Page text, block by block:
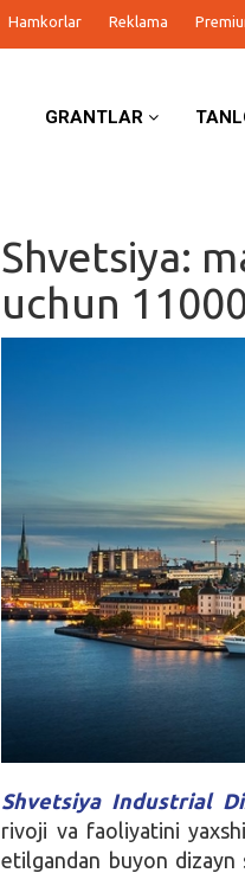
Hamkorlar Reklama
GRANTLAR
Shvetsiya:
uchun
Shvetsiya Industrial
rivoji va faoliyatini
etilgandan buyon dizayn